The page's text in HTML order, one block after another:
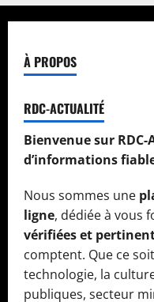
À PROPOS
RDC-ACTUALITÉ
Bienvenue sur
d’informations
Nous sommes une
ligne, dédiée à vous
vérifiées et
comptent. Que ce
technologie, la
publiques, secteur